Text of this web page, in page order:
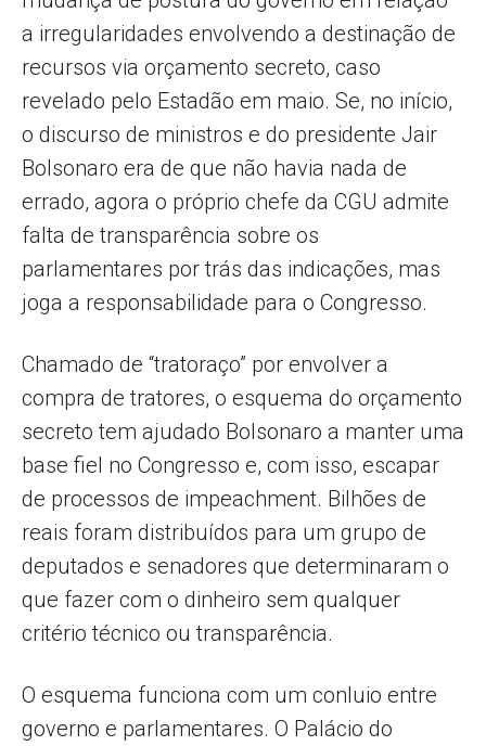
a irregularidades envolvendo a destinação de
recursos via orçamento secreto, caso
revelado pelo Estadão em maio. Se, no início,
o discurso de ministros e do presidente Jair
Bolsonaro era de que não havia nada de
errado, agora o próprio chefe da CGU admite
falta de transparência sobre os
parlamentares por trás das indicações, mas
joga a responsabilidade para o Congresso.
Chamado de “tratoraço” por envolver a
compra de tratores, o esquema do orçamento
secreto tem ajudado Bolsonaro a manter uma
base fiel no Congresso e, com isso, escapar
de processos de impeachment. Bilhões de
reais foram distribuídos para um grupo de
deputados e senadores que determinaram o
que fazer com o dinheiro sem qualquer
critério técnico ou transparência.
O esquema funciona com um conluio entre
governo e parlamentares. O Palácio do